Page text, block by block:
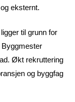
eksternt.
til grunn for
Økt rekruttering
og byggfag